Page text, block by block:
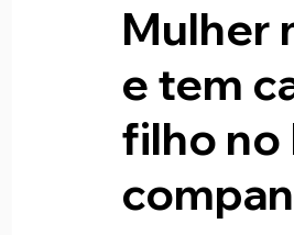
Mulher
e tem
filho no